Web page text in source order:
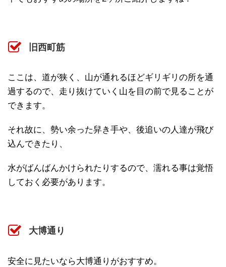
旧西町筋
ここは、道が狭く、山が通れるほどギリギリの所を通
過するので、走り抜けていく山を目の前で見ることが
できます。
それ故に、勢い余った舁き手や、後追いの人達が飛び
込んできたり、
水がばんばんかけられたりするので、濡れる事は覚悟
しておく必要があります。
大博通り
安全に見たいなら大博通りがおすすめ。